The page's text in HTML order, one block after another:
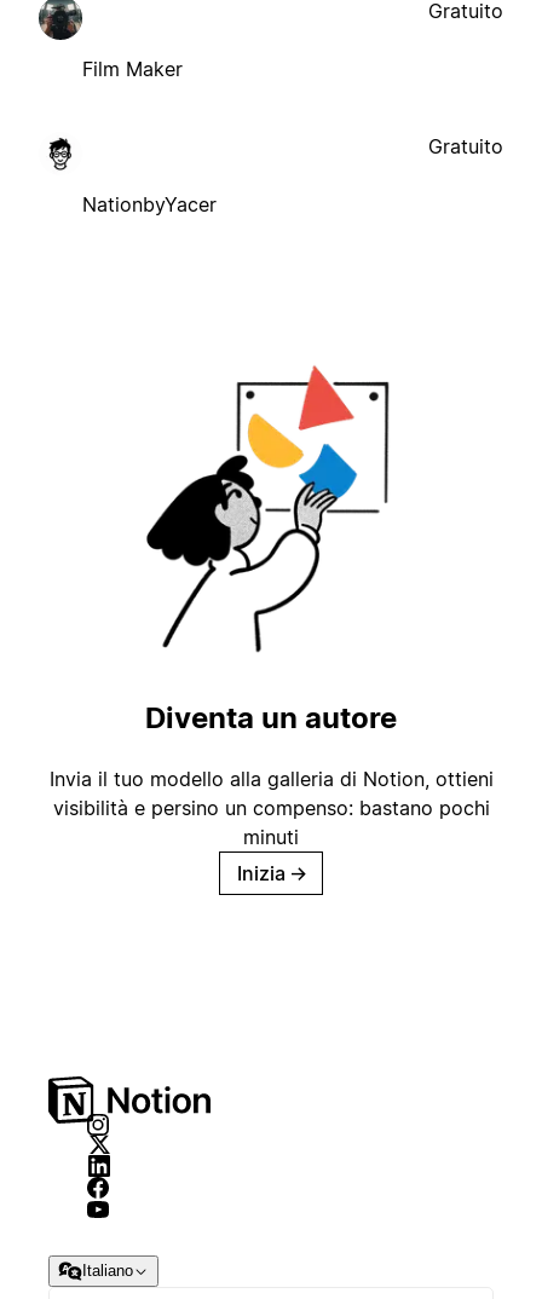
Film Maker
Gratuito
NationbyYacer
Gratuito
Diventa un autore
Invia il tuo modello alla galleria di Notion, ottieni
visibilità e persino un compenso: bastano pochi
minuti
Inizia →
Italiano